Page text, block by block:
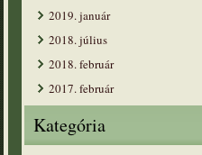
2019. január
2018. július
2018. február
2017. február
Kategória